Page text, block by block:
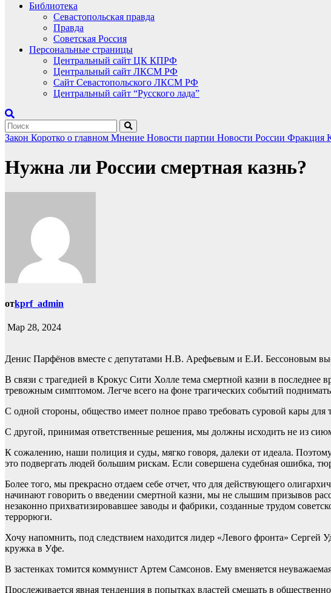
Библиотека
Севастопольская правда
Правда
Советская Россия
Персональные страницы
Центральный сайт ЦК КПРФ
Центральный сайт ЛКСМ РФ
Сайт Севастопольского ЛКСМ РФ
Центральный сайт “Русского лада”
Закон Коротко о главном Мнение Новости партии Новости России Фракция
Нужна ли России смертная казнь?
отkprf_admin
Мар 28, 2024
Денис Парфёнов вместе с депутатами Н.В. Арефьевым и Е.И. Бессоновым
В связи с трагедией в Крокус Сити Холле тема смертной казни в
тревожным симптомом. Легче всего на фоне трагических событий
С одной стороны, общество имеет полное право требовать суровой кары для
С другой, принимая ответственные решения, мы должны исходить не из
К сожалению, наши полиция и суды, мягко говоря, далеки от идеала.
это подвергать людей большим рискам. Если совершена судебная ошибка,
Более того, мы прекрасно отдаем себе отчет, что для действующего
начинают говорить о введении смертной казни, мы не слышим призывов
незаконно прихватизировавшее заводы и фабрики, созданные трудом
террорюги.
Хочу напомнить, под следствием находится лидер «Левого фронта» Сергей
кружка в Уфе.
В застенках томится коммунист Артем Самсонов. Ему вменяется
Прослеживается явная тенденция в попытках властей смешать в